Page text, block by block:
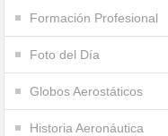
Formación Profesional
Foto del Día
Globos Aerostáticos
Historia Aeronáutica